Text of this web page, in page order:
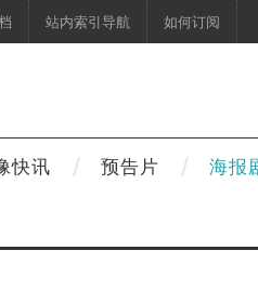
站内索引导航 如何订阅
快讯 预告片 海报